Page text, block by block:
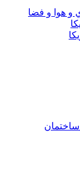
و هوا و فضا